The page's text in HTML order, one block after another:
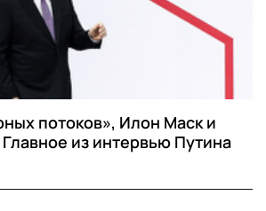
потоков», Илон Маск и
из интервью Путина